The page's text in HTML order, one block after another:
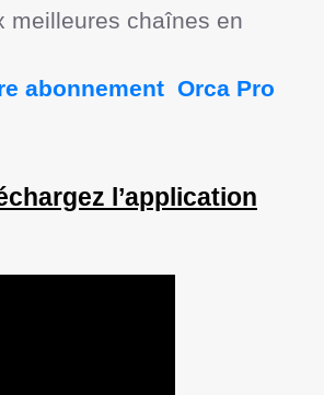
meilleures chaînes en
abonnement  Orca Pro
l’application